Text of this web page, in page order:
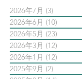
2026年7月 (3)
2026年6月 (10)
2026年5月 (23)
2026年3月 (12)
2026年1月 (12)
2025年9月 (2)